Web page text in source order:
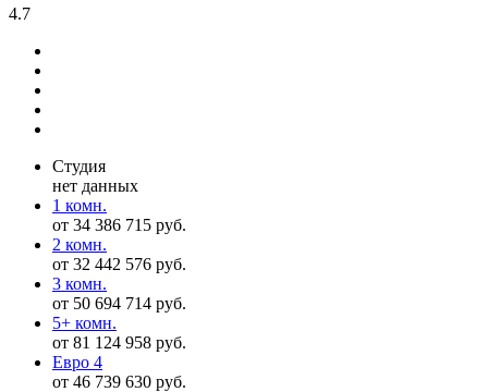
4.7
Студия
нет данных
1 комн.
от 34 386 715 руб.
2 комн.
от 32 442 576 руб.
3 комн.
от 50 694 714 руб.
5+ комн.
от 81 124 958 руб.
Евро 4
от 46 739 630 руб.